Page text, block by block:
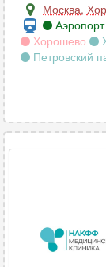
Москва,
Аэропорт
Хорошево
Петровский